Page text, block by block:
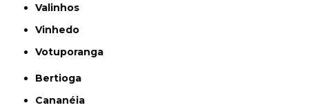
Valinhos
Vinhedo
Votuporanga
Bertioga
Cananéia